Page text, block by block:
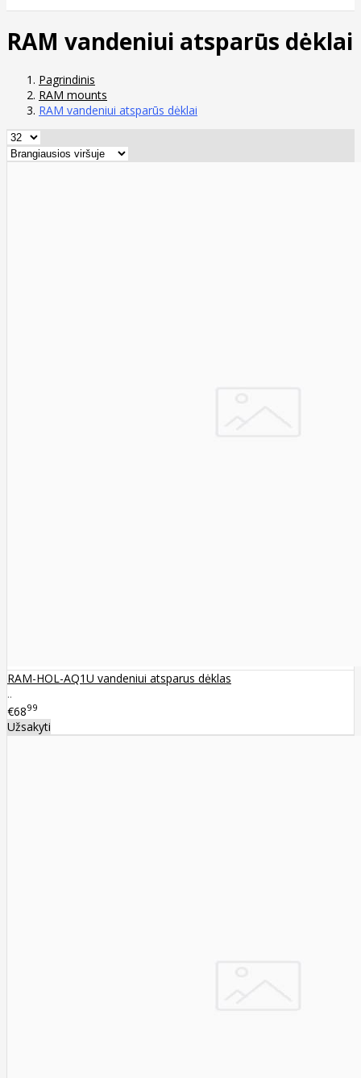
RAM vandeniui atsparūs dėklai
Pagrindinis
RAM mounts
RAM vandeniui atsparūs dėklai
RAM-HOL-AQ1U vandeniui atsparus dėklas
..
€6899
Užsakyti